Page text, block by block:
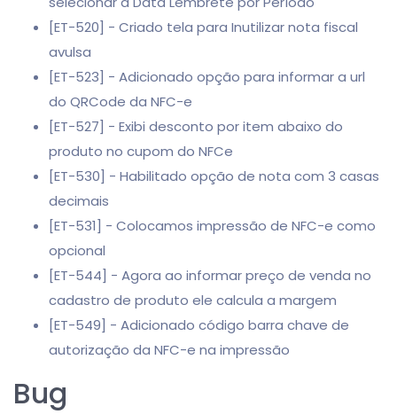
[ET-520] - Criado tela para Inutilizar nota fiscal
avulsa
[ET-523] - Adicionado opção para informar a url
do QRCode da NFC-e
[ET-527] - Exibi desconto por item abaixo do
produto no cupom do NFCe
[ET-530] - Habilitado opção de nota com 3 casas
decimais
[ET-531] - Colocamos impressão de NFC-e como
opcional
[ET-544] - Agora ao informar preço de venda no
cadastro de produto ele calcula a margem
[ET-549] - Adicionado código barra chave de
autorização da NFC-e na impressão
Bug